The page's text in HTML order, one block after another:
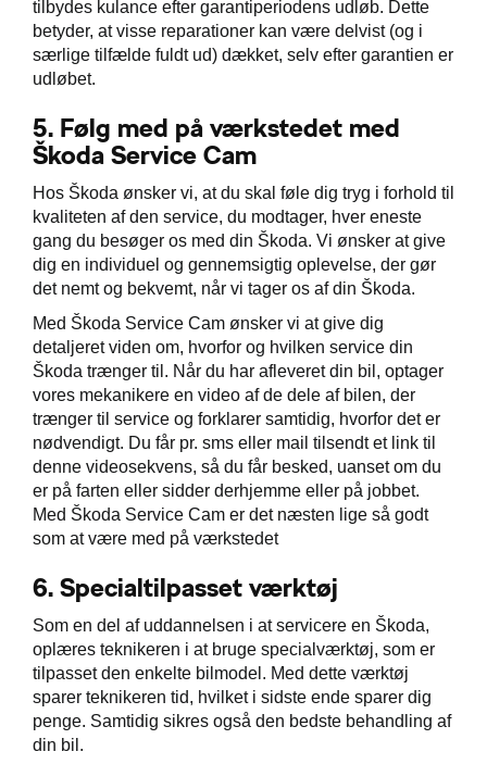
tilbydes kulance efter garantiperiodens udløb. Dette
betyder, at visse reparationer kan være delvist (og i
særlige tilfælde fuldt ud) dækket, selv efter garantien er
udløbet.
5. Følg med på værkstedet med
Škoda Service Cam
Hos Škoda ønsker vi, at du skal føle dig tryg i forhold til
kvaliteten af den service, du modtager, hver eneste
gang du besøger os med din Škoda. Vi ønsker at give
dig en individuel og gennemsigtig oplevelse, der gør
det nemt og bekvemt, når vi tager os af din Škoda.
Med Škoda Service Cam ønsker vi at give dig
detaljeret viden om, hvorfor og hvilken service din
Škoda trænger til. Når du har afleveret din bil, optager
vores mekanikere en video af de dele af bilen, der
trænger til service og forklarer samtidig, hvorfor det er
nødvendigt. Du får pr. sms eller mail tilsendt et link til
denne videosekvens, så du får besked, uanset om du
er på farten eller sidder derhjemme eller på jobbet.
Med Škoda Service Cam er det næsten lige så godt
som at være med på værkstedet
6. Specialtilpasset værktøj
Som en del af uddannelsen i at servicere en Škoda,
oplæres teknikeren i at bruge specialværktøj, som er
tilpasset den enkelte bilmodel. Med dette værktøj
sparer teknikeren tid, hvilket i sidste ende sparer dig
penge. Samtidig sikres også den bedste behandling af
din bil.